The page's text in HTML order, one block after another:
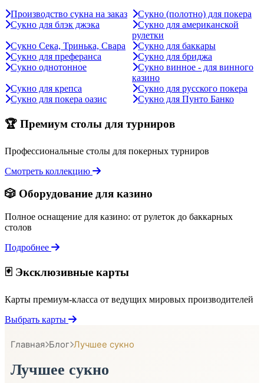
Производство сукна на заказ
Сукно (полотно) для покера
Сукно для блэк джэка
Сукно для американской
рулетки
Сукно Сека, Тринька, Свара
Сукно для баккары
Сукно для преферанса
Сукно для бриджа
Сукно однотонное
Сукно винное - для винного
казино
Сукно для крепса
Сукно для русского покера
Сукно для покера оазис
Сукно для Пунто Банко
🏆 Премиум столы для турниров
Профессиональные столы для покерных турниров
Смотреть коллекцию
🎲 Оборудование для казино
Полное оснащение для казино: от рулеток до баккарных
столов
Подробнее
🃏 Эксклюзивные карты
Карты премиум-класса от ведущих мировых производителей
Выбрать карты
Главная Блог Лучшее сукно
Лучшее сукно